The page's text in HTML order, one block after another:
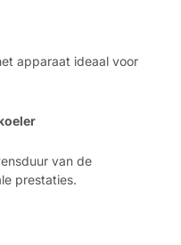
apparaat ideaal voor
van de
prestaties.